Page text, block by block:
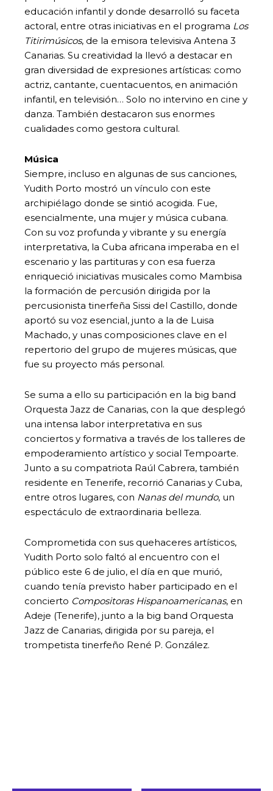
educación infantil y donde desarrolló su faceta
actoral, entre otras iniciativas en el programa Los
Titirimúsicos, de la emisora televisiva Antena 3
Canarias. Su creatividad la llevó a destacar en
gran diversidad de expresiones artísticas: como
actriz, cantante, cuentacuentos, en animación
infantil, en televisión… Solo no intervino en cine y
danza. También destacaron sus enormes
cualidades como gestora cultural.
Música
Siempre, incluso en algunas de sus canciones,
Yudith Porto mostró un vínculo con este
archipiélago donde se sintió acogida. Fue,
esencialmente, una mujer y música cubana.
Con su voz profunda y vibrante y su energía
interpretativa, la Cuba africana imperaba en el
escenario y las partituras y con esa fuerza
enriqueció iniciativas musicales como Mambisa
la formación de percusión dirigida por la
percusionista tinerfeña Sissi del Castillo, donde
aportó su voz esencial, junto a la de Luisa
Machado, y unas composiciones clave en el
repertorio del grupo de mujeres músicas, que
fue su proyecto más personal.
Se suma a ello su participación en la big band
Orquesta Jazz de Canarias, con la que desplegó
una intensa labor interpretativa en sus
conciertos y formativa a través de los talleres de
empoderamiento artístico y social Tempoarte.
Junto a su compatriota Raúl Cabrera, también
residente en Tenerife, recorrió Canarias y Cuba,
entre otros lugares, con Nanas del mundo, un
espectáculo de extraordinaria belleza.
Comprometida con sus quehaceres artísticos,
Yudith Porto solo faltó al encuentro con el
público este 6 de julio, el día en que murió,
cuando tenía previsto haber participado en el
concierto Compositoras Hispanoamericanas, en
Adeje (Tenerife), junto a la big band Orquesta
Jazz de Canarias, dirigida por su pareja, el
trompetista tinerfeño René P. González.